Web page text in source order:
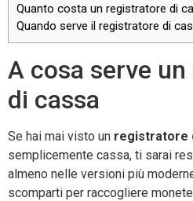
Quanto costa un registratore di
Quando serve il registratore di
A cosa serve
di cassa
Se hai mai visto un registratore
semplicemente cassa, ti sarai
almeno nelle versioni più
scomparti per raccogliere